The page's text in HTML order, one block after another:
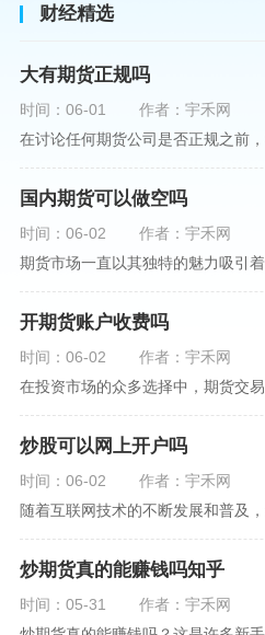
财经精选
大有期货正规吗
时间：06-01
作者：宇禾网
国内期货可以做空吗
时间：06-02
作者：宇禾网
开期货账户收费吗
时间：06-02
作者：宇禾网
炒股可以网上开户吗
时间：06-02
作者：宇禾网
炒期货真的能赚钱吗知乎
时间：05-31
作者：宇禾网